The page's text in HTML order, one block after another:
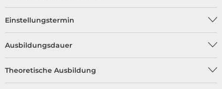
Einstellungstermin
Ausbildungsdauer
Theoretische Ausbildung